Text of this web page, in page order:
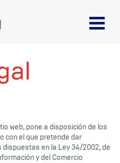
web, pone a disposición de los
con el que pretende dar
en la Ley 34/2002, de
y del Comercio